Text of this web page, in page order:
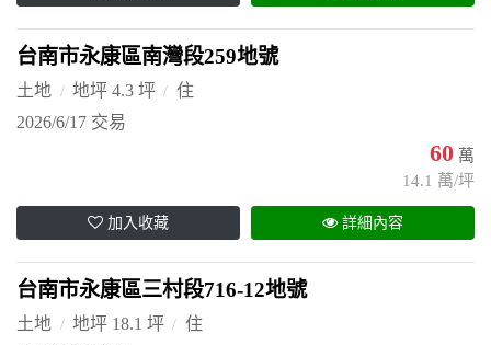
台南市永康區南灣段259地號
土地 地坪 4.3 坪
住
2026/6/17 交易
60 萬
14.1 萬/坪
加入收藏 詳細內容
台南市永康區三村段716-12地號
土地 地坪 18.1 坪
住